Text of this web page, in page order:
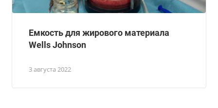
3 августа 2022
Емкость для жирового материала
Wells Johnson